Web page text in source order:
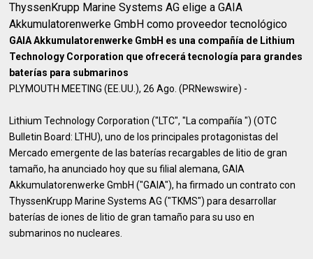
ThyssenKrupp Marine Systems AG elige a GAIA
Akkumulatorenwerke GmbH como proveedor tecnológico
GAIA Akkumulatorenwerke GmbH es una compañía de Lithium
Technology Corporation que ofrecerá tecnología para grandes
baterías para submarinos
PLYMOUTH MEETING (EE.UU.), 26 Ago. (PRNewswire) -
Lithium Technology Corporation ("LTC", "La compañía ") (OTC
Bulletin Board: LTHU), uno de los principales protagonistas del
Mercado emergente de las baterías recargables de litio de gran
tamaño, ha anunciado hoy que su filial alemana, GAIA
Akkumulatorenwerke GmbH ("GAIA"), ha firmado un contrato con
ThyssenKrupp Marine Systems AG ("TKMS") para desarrollar
baterías de iones de litio de gran tamaño para su uso en
submarinos no nucleares.